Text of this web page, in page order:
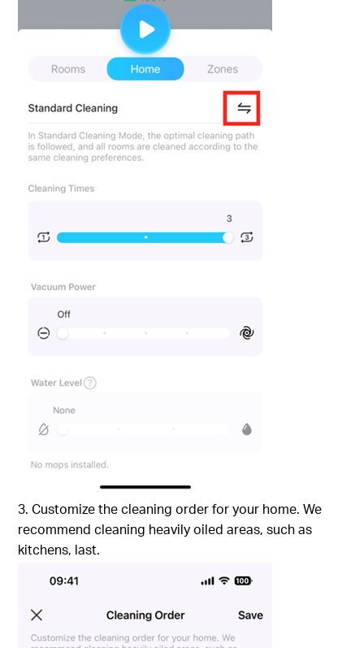
3. Customize the cleaning order for your home. We
recommend cleaning heavily oiled areas, such as
kitchens, last.